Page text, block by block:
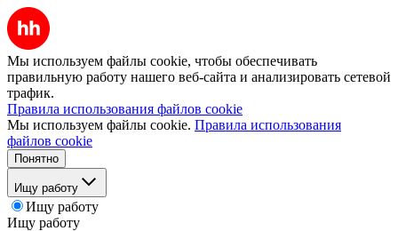
Мы используем файлы cookie, чтобы обеспечивать
правильную работу нашего веб-сайта и анализировать сетевой
трафик.
Правила использования файлов cookie
Мы используем файлы cookie. Правила использования
файлов cookie
Понятно
Ищу работу
Ищу работу
Ищу работу